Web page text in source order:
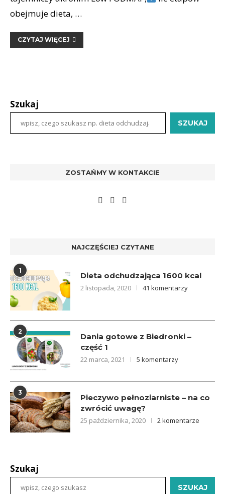
obejmuje dieta, …
CZYTAJ WIĘCEJ
Szukaj
SZUKAJ
ZOSTAŃMY W KONTAKCIE
NAJCZĘŚCIEJ CZYTANE
1
Dieta odchudzająca 1600 kcal
2 listopada, 2020 41 komentarzy
2
Dania gotowe z Biedronki –
część 1
22 marca, 2021 5 komentarzy
3
Pieczywo pełnoziarniste – na co
zwrócić uwagę?
25 października, 2020 2 komentarze
Szukaj
SZUKAJ